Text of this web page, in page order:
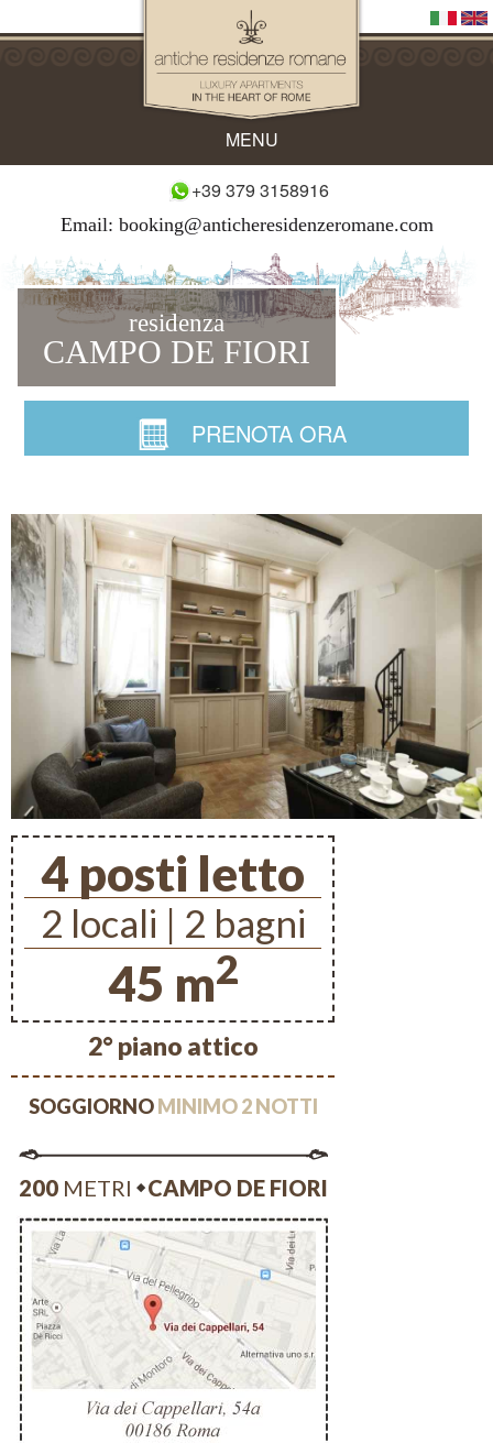
MENU
+39 379 3158916
Email: booking@anticheresidenzeromane.com
residenza
CAMPO DE FIORI
PRENOTA ORA
4 posti letto
2 locali | 2 bagni
45 m2
2° piano attico
SOGGIORNOMINIMO 2 NOTTI
200 METRI CAMPO DE FIORI